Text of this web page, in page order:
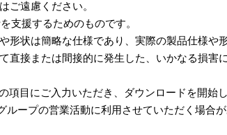
ご遠慮ください。
支援するためのものです。
状は簡略な仕様であり、実際の製品仕様や
接または間接的に発生した、いかなる損害
項目にご入力いただき、ダウンロードを開始し
ープの営業活動に利用させていただく場合が